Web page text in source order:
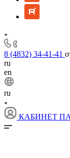
8 (4832) 34-41-41
ru
en
ru
КАБИНЕТ